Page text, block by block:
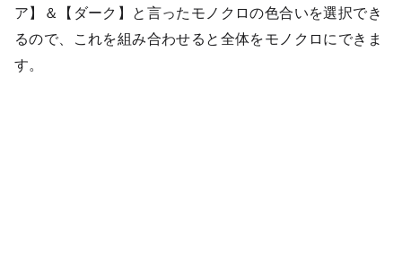
ア】＆【ダーク】と言ったモノクロの色合いを選択でき
るので、これを組み合わせると全体をモノクロにできま
す。